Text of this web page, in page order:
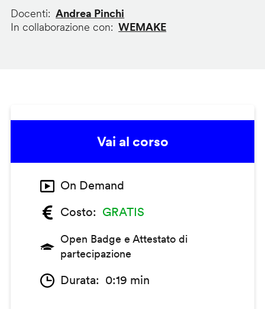
Docenti
Andrea Pinchi
In collaborazione con
WEMAKE
Vai al corso
On Demand
Costo
GRATIS
Open Badge e Attestato di
partecipazione
Durata 0:19 min